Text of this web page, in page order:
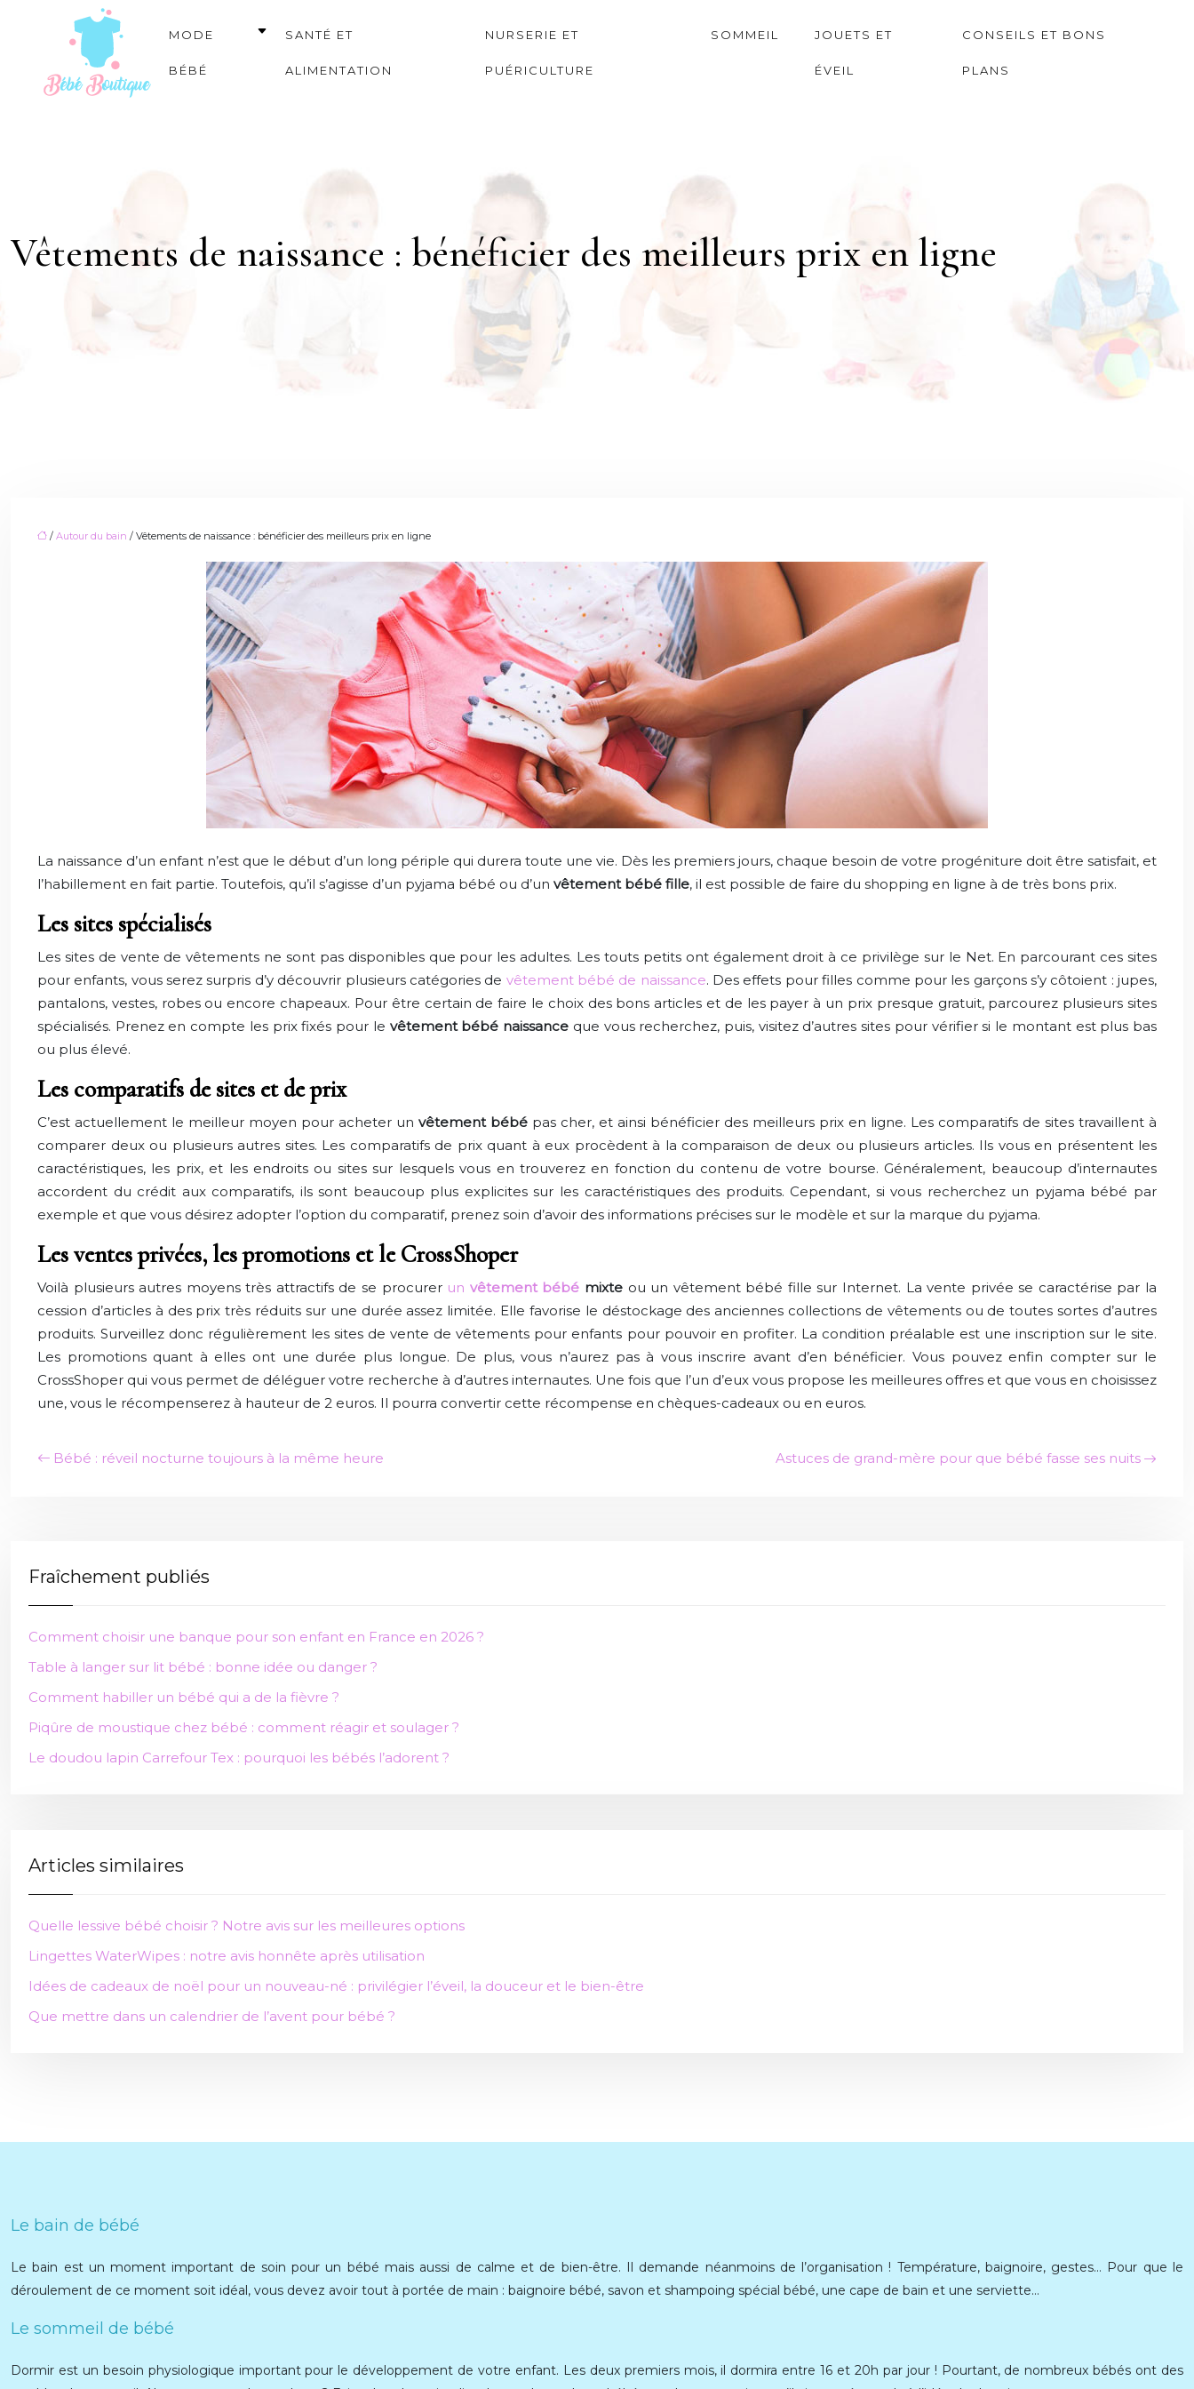
MODE
BÉBÉ
SANTÉ ET
ALIMENTATION
NURSERIE ET
PUÉRICULTURE
SOMMEIL JOUETS ET
ÉVEIL
CONSEILS ET BONS
PLANS
Vêtements de naissance : bénéficier des meilleurs prix en ligne
/ Autour du bain / Vêtements de naissance : bénéficier des meilleurs prix en ligne
La naissance d’un enfant n’est que le début d’un long périple qui durera toute une vie. Dès les premiers jours, chaque besoin de votre progéniture doit être satisfait, et
l’habillement en fait partie. Toutefois, qu’il s’agisse d’un pyjama bébé ou d’un vêtement bébé fille, il est possible de faire du shopping en ligne à de très bons prix.
Les sites spécialisés
Les sites de vente de vêtements ne sont pas disponibles que pour les adultes. Les touts petits ont également droit à ce privilège sur le Net. En parcourant ces sites
pour enfants, vous serez surpris d’y découvrir plusieurs catégories de vêtement bébé de naissance. Des effets pour filles comme pour les garçons s’y côtoient : jupes,
pantalons, vestes, robes ou encore chapeaux. Pour être certain de faire le choix des bons articles et de les payer à un prix presque gratuit, parcourez plusieurs sites
spécialisés. Prenez en compte les prix fixés pour le vêtement bébé naissance que vous recherchez, puis, visitez d’autres sites pour vérifier si le montant est plus bas
ou plus élevé.
Les comparatifs de sites et de prix
C’est actuellement le meilleur moyen pour acheter un vêtement bébé pas cher, et ainsi bénéficier des meilleurs prix en ligne. Les comparatifs de sites travaillent à
comparer deux ou plusieurs autres sites. Les comparatifs de prix quant à eux procèdent à la comparaison de deux ou plusieurs articles. Ils vous en présentent les
caractéristiques, les prix, et les endroits ou sites sur lesquels vous en trouverez en fonction du contenu de votre bourse. Généralement, beaucoup d’internautes
accordent du crédit aux comparatifs, ils sont beaucoup plus explicites sur les caractéristiques des produits. Cependant, si vous recherchez un pyjama bébé par
exemple et que vous désirez adopter l’option du comparatif, prenez soin d’avoir des informations précises sur le modèle et sur la marque du pyjama.
Les ventes privées, les promotions et le CrossShoper
Voilà plusieurs autres moyens très attractifs de se procurer un vêtement bébé mixteou un vêtement bébé fille sur Internet. La vente privée se caractérise par la
cession d’articles à des prix très réduits sur une durée assez limitée. Elle favorise le déstockage des anciennes collections de vêtements ou de toutes sortes d’autres
produits. Surveillez donc régulièrement les sites de vente de vêtements pour enfants pour pouvoir en profiter. La condition préalable est une inscription sur le site.
Les promotions quant à elles ont une durée plus longue. De plus, vous n’aurez pas à vous inscrire avant d’en bénéficier. Vous pouvez enfin compter sur le
CrossShoper qui vous permet de déléguer votre recherche à d’autres internautes. Une fois que l’un d’eux vous propose les meilleures offres et que vous en choisissez
une, vous le récompenserez à hauteur de 2 euros. Il pourra convertir cette récompense en chèques-cadeaux ou en euros.
Bébé : réveil nocturne toujours à la même heure Astuces de grand-mère pour que bébé fasse ses nuits
Fraîchement publiés
Comment choisir une banque pour son enfant en France en 2026 ?
Table à langer sur lit bébé : bonne idée ou danger ?
Comment habiller un bébé qui a de la fièvre ?
Piqûre de moustique chez bébé : comment réagir et soulager ?
Le doudou lapin Carrefour Tex : pourquoi les bébés l’adorent ?
Articles similaires
Quelle lessive bébé choisir ? Notre avis sur les meilleures options
Lingettes WaterWipes : notre avis honnête après utilisation
Idées de cadeaux de noël pour un nouveau-né : privilégier l’éveil, la douceur et le bien-être
Que mettre dans un calendrier de l’avent pour bébé ?
Le bain de bébé
Le bain est un moment important de soin pour un bébé mais aussi de calme et de bien-être. Il demande néanmoins de l’organisation ! Température, baignoire, gestes… Pour que le
déroulement de ce moment soit idéal, vous devez avoir tout à portée de main : baignoire bébé, savon et shampoing spécial bébé, une cape de bain et une serviette…
Le sommeil de bébé
Dormir est un besoin physiologique important pour le développement de votre enfant. Les deux premiers mois, il dormira entre 16 et 20h par jour ! Pourtant, de nombreux bébés ont des